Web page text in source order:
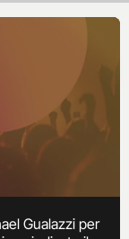
Gualazzi per